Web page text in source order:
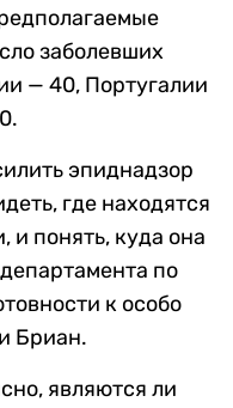
заболевших
— 40, Португалии
эпиднадзор
где находятся
понять, куда она
по
к особо
Бриан.
являются ли